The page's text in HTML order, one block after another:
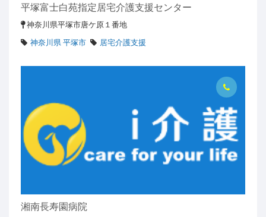
平塚富士白苑指定居宅介護支援センター
神奈川県平塚市唐ケ原１番地
神奈川県 平塚市
居宅介護支援
湘南長寿園病院